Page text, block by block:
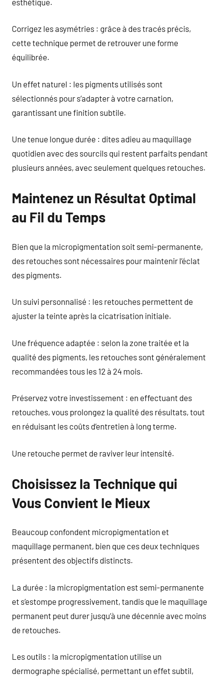
Corrigez les asymétries : grâce à des tracés précis,
cette technique permet de retrouver une forme
équilibrée.
Un effet naturel : les pigments utilisés sont
sélectionnés pour s’adapter à votre carnation,
garantissant une finition subtile.
Une tenue longue durée : dites adieu au maquillage
quotidien avec des sourcils qui restent parfaits pendant
plusieurs années, avec seulement quelques retouches.
Maintenez un Résultat Optimal
au Fil du Temps
Bien que la micropigmentation soit semi-permanente,
des retouches sont nécessaires pour maintenir l’éclat
des pigments.
Un suivi personnalisé : les retouches permettent de
ajuster la teinte après la cicatrisation initiale.
Une fréquence adaptée : selon la zone traitée et la
qualité des pigments, les retouches sont généralement
recommandées tous les 12 à 24 mois.
Préservez votre investissement : en effectuant des
retouches, vous prolongez la qualité des résultats, tout
en réduisant les coûts d’entretien à long terme.
Une retouche permet de raviver leur intensité.
Choisissez la Technique qui
Vous Convient le Mieux
Beaucoup confondent micropigmentation et
maquillage permanent, bien que ces deux techniques
présentent des objectifs distincts.
La durée : la micropigmentation est semi-permanente
et s’estompe progressivement, tandis que le maquillage
permanent peut durer jusqu’à une décennie avec moins
de retouches.
Les outils : la micropigmentation utilise un
dermographe spécialisé, permettant un effet subtil,